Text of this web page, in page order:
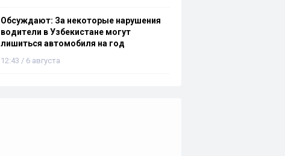
Обсуждают: За некоторые нарушения
водители в Узбекистане могут
лишиться автомобиля на год
12:43 / 6 августа